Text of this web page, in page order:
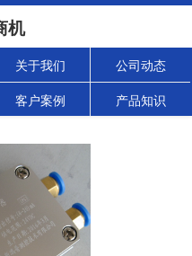
机
关于我们 公司动态
客户案例 产品知识